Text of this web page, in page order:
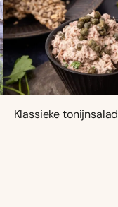
Klassieke